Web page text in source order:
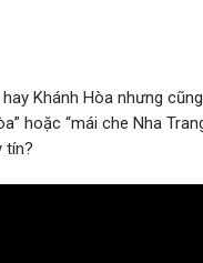
Khánh Hòa nhưng
hoặc “mái che Nha
tín?